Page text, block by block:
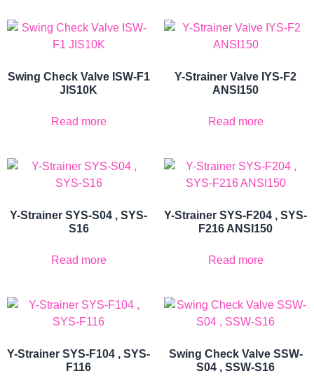
Swing Check Valve ISW-F1
JIS10K
Read more
Y-Strainer Valve IYS-F2
ANSI150
Read more
Y-Strainer SYS-S04 , SYS-
S16
Read more
Y-Strainer SYS-F204 , SYS-
F216 ANSI150
Read more
Y-Strainer SYS-F104 , SYS-
F116
Swing Check Valve SSW-
S04 , SSW-S16